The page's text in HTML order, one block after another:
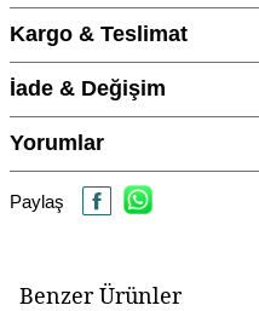
Kategori
Materyal Rengi
Yüzey Tipi
Kargo & Teslimat
İade & Değişim
Yorumlar
Paylaş
Benzer Ürünler